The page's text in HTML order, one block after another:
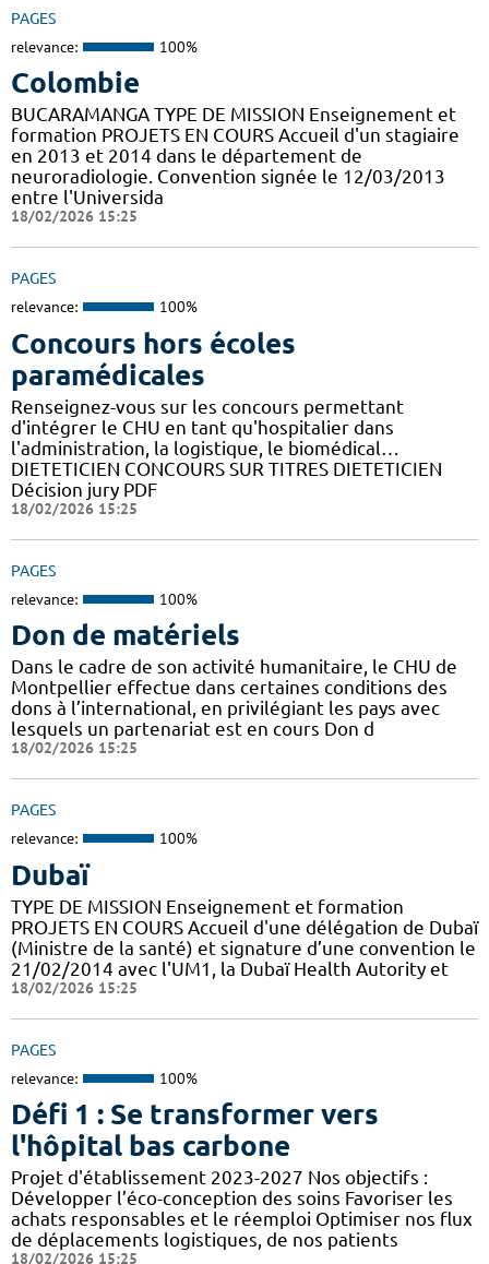
PAGES
relevance: 100%
Colombie
BUCARAMANGA TYPE DE MISSION Enseignement et
formation PROJETS EN COURS Accueil d'un stagiaire
en 2013 et 2014 dans le département de
neuroradiologie. Convention signée le 12/03/2013
entre l'Universida
18/02/2026 15:25
PAGES
relevance: 100%
Concours hors écoles
paramédicales
Renseignez-vous sur les concours permettant
d'intégrer le CHU en tant qu'hospitalier dans
l'administration, la logistique, le biomédical…
DIETETICIEN CONCOURS SUR TITRES DIETETICIEN
Décision jury PDF
18/02/2026 15:25
PAGES
relevance: 100%
Don de matériels
Dans le cadre de son activité humanitaire, le CHU de
Montpellier effectue dans certaines conditions des
dons à l’international, en privilégiant les pays avec
lesquels un partenariat est en cours Don d
18/02/2026 15:25
PAGES
relevance: 100%
Dubaï
TYPE DE MISSION Enseignement et formation
PROJETS EN COURS Accueil d'une délégation de Dubaï
(Ministre de la santé) et signature d’une convention le
21/02/2014 avec l'UM1, la Dubaï Health Autority et
18/02/2026 15:25
PAGES
relevance: 100%
Défi 1 : Se transformer vers
l'hôpital bas carbone
Projet d'établissement 2023-2027 Nos objectifs :
Développer l’éco-conception des soins Favoriser les
achats responsables et le réemploi Optimiser nos flux
de déplacements logistiques, de nos patients
18/02/2026 15:25